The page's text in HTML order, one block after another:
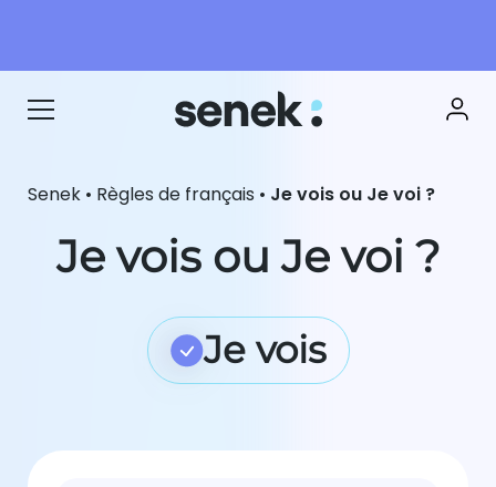
Senek • Règles de français • Je vois ou Je voi ?
Je vois ou Je voi ?
Je vois